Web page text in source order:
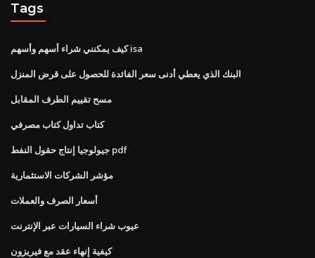
Tags
كيف يمكنني شراء أسهم وأسهم isa
البنك الذي يعطي أدنى سعر الفائدة للحصول على قرض المنزل
مسح تقييم الطرف المقابل
كتاب تداول كتاب مصرفي
جيولوجيا إنتاج حقول النفط pdf
مؤشر الشركات الاستثمارية
أسعار الصرف والعملات
عيوب شراء السيارات عبر الإنترنت
كيفية إنهاء عقد مع فيريزون